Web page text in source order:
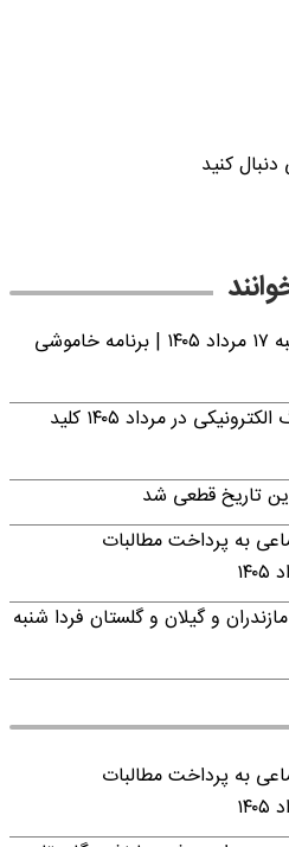
کنید
جدول قطعی برق کرمان روز شنبه ۱۷ مرداد ۱۴۰۵ | برنامه خاموشی
خبر فوری؛ افزایش اعتبار کالابرگ الکترونیکی در مرداد ۱۴۰۵ کلید
تاریخ قطعی شد
به پرداخت مطالبات
و گیلان و گلستان فردا شنبه
به پرداخت مطالبات